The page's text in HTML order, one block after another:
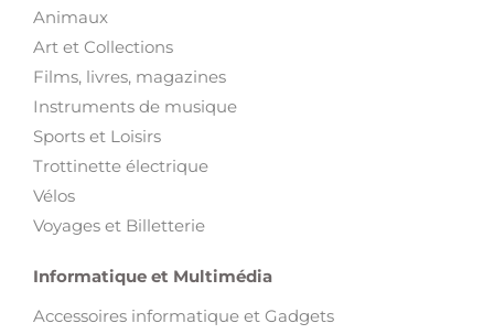
Animaux
Art et Collections
Films, livres, magazines
Instruments de musique
Sports et Loisirs
Trottinette électrique
Vélos
Voyages et Billetterie
Informatique et Multimédia
Accessoires informatique et Gadgets